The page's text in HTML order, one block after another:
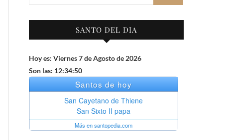
SANTO DEL DIA
Hoy es: Viernes 7 de Agosto de 2026
Son las: 12:34:51